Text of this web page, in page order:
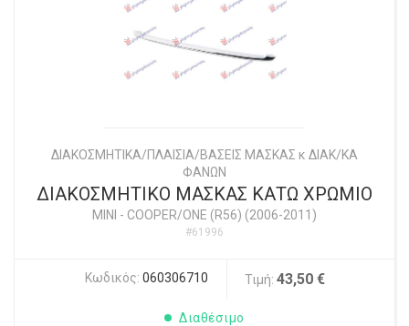
ΔΙΑΚΟΣΜΗΤΙΚΑ/ΠΛΑΙΣΙΑ/ΒΑΣΕΙΣ ΜΑΣΚΑΣ κ ΔΙΑΚ/ΚΑ
ΦΑΝΩΝ
ΔΙΑΚΟΣΜΗΤΙΚΟ ΜΑΣΚΑΣ ΚΑΤΩ ΧΡΩΜΙΟ
MINI - COOPER/ONE (R56) (2006-2011)
#61996
Κωδικός: 060306710 Τιμή: 43,50 €
Διαθέσιμο